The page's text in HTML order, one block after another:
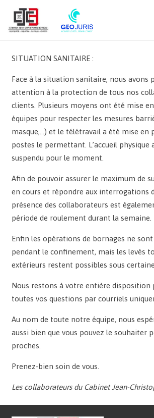
SITUATION SANITAIRE :
Face à la situation sanitaire, nous avons
attention à la protection de tous nos
clients. Plusieurs moyens ont été mise
équipes pour respecter les mesures
masque,…) et le télétravail a été mise en
postes le permettant. L’accueil physique
suspendu pour le moment.
Afin de pouvoir assurer le maximum de
en cours et répondre aux interrogations
présence des collaborateurs est
période de roulement durant la semaine.
Enfin les opérations de bornages ne
pendant le confinement, mais les levés
extérieurs restent possibles sous
Nous restons à votre entière disposition
toutes vos questions par courriels
Au nom de toute notre équipe, nous
aussi bien que vous pouvez le souhaiter
proches.
Prenez-bien soin de vous.
Les collaborateurs du Cabinet Jean-